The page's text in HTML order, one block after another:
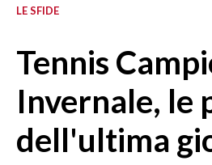
SULCIS IGLESIENTE
ORISTANO E PROVINCIA
GALLURA
NUORO E PROVINCIA
OGLIASTRA
LE SFIDE
Tennis
Invernale, le
dell'ultima